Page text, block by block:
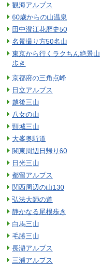
観海アルプス
60歳からの山温泉
田中澄江花歴史50
名景撮り方50名山
東京から行くラクちん絶景山
歩き
京都府の三角点峰
日立アルプス
越後三山
八女の山
頸城三山
大峯奥駈道
関東周辺日帰り60
日光三山
都留アルプス
関西周辺の山130
弘法大師の道
静かなる尾根歩き
白馬三山
毛勝三山
長瀞アルプス
三浦アルプス